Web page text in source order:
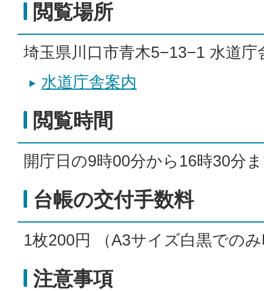
閲覧場所
埼玉県川口市青木5−13−1 水道庁
水道庁舎案内
閲覧時間
開庁日の9時00分から16時30分
台帳の交付手数料
1枚200円 （A3サイズ白黒での
注意事項